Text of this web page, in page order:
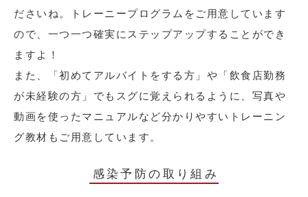
ださいね。トレーニープログラムをご用意しています
ので、一つ一つ確実にステップアップすることができ
ますよ！
また、「初めてアルバイトをする方」や「飲食店勤務
が未経験の方」でもスグに覚えられるように、写真や
動画を使ったマニュアルなど分かりやすいトレーニン
グ教材もご用意しています。
感染予防の取り組み